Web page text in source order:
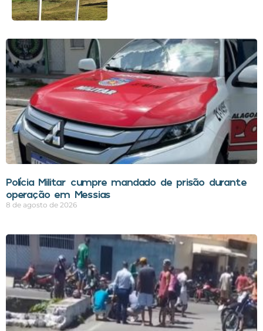
Polícia Militar cumpre mandado de prisão durante
operação em Messias
8 de agosto de 2026